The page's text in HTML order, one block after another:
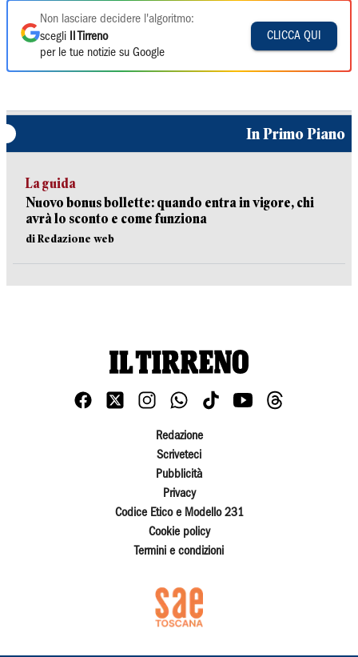
Non lasciare decidere l'algoritmo:
scegli
Il Tirreno
per le tue notizie su Google
CLICCA QUI
In Primo Piano
La guida
Nuovo bonus bollette: quando entra in vigore, chi
avrà lo sconto e come funziona
di Redazione web
Redazione
Scriveteci
Pubblicità
Privacy
Codice Etico e Modello 231
Cookie policy
Termini e condizioni